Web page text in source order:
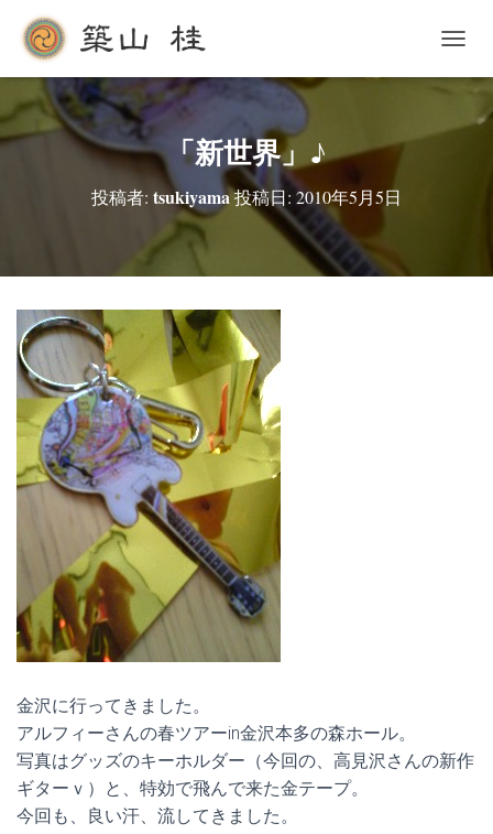
ビ
「新世界」♪
投稿者: tsukiyama投稿日: 2010年5月5日
金沢に行ってきました。
アルフィーさんの春ツアーin金沢本多の森ホール。
写真はグッズのキーホルダー（今回の、高見沢さんの新作
ギターｖ）と、特効で飛んで来た金テープ。
今回も、良い汗、流してきました。